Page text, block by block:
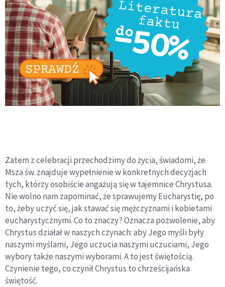
Zatem z celebracji przechodzimy do życia, świadomi, że
Msza św. znajduje wypełnienie w konkretnych decyzjach
tych, którzy osobiście angażują się w tajemnice Chrystusa.
Nie wolno nam zapominać, że sprawujemy Eucharystię, po
to, żeby uczyć się, jak stawać się mężczyznami i kobietami
eucharystycznymi. Co to znaczy? Oznacza pozwolenie, aby
Chrystus działał w naszych czynach: aby Jego myśli były
naszymi myślami, Jego uczucia naszymi uczuciami, Jego
wybory także naszymi wyborami. A to jest świętością.
Czynienie tego, co czynił Chrystus to chrześcijańska
świętość.